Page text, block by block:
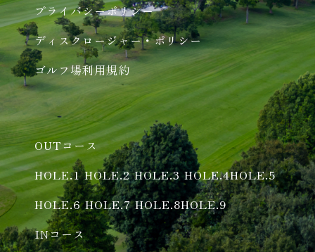
プライバシーポリシー
ディスクロージャー・ポリシー
ゴルフ場利用規約
OUTコース
HOLE.1 HOLE.2 HOLE.3 HOLE.4HOLE.5
HOLE.6 HOLE.7 HOLE.8HOLE.9
INコース